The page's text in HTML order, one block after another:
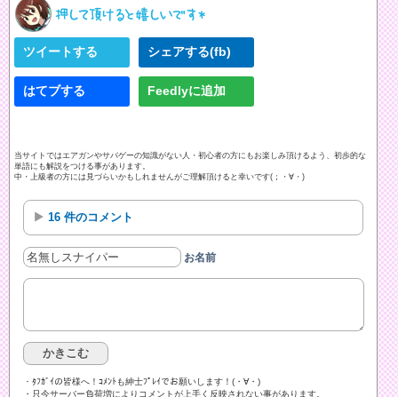
ツイートする シェアする(fb)
はてブする Feedlyに追加
当サイトではエアガンやサバゲーの知識がない人・初心者の方にもお楽しみ頂けるよう、初歩的な
単語にも解説をつける事があります。
中・上級者の方には見づらいかもしれませんがご理解頂けると幸いです(；・∀・)
16 件のコメント
お名前
・ﾀﾌｶﾞｲの皆様へ！ｺﾒﾝﾄも紳士ﾌﾟﾚｲでお願いします！(・∀・)ゞ
・只今サーバー負荷増によりコメントが上手く反映されない事があります。